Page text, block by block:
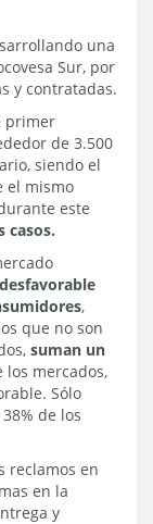
una
Sur, por
y contratadas.
primer
de 3.500
siendo el
el mismo
este
casos.
,
que no son
suman un
los mercados,
Sólo
de los
reclamos en
en la
y